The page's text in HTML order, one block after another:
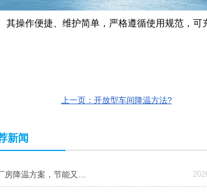
其操作便捷、维护简单，严格遵循使用规范，可
上一页：开放型车间降温方法?
新闻
房降温方案，节能又…